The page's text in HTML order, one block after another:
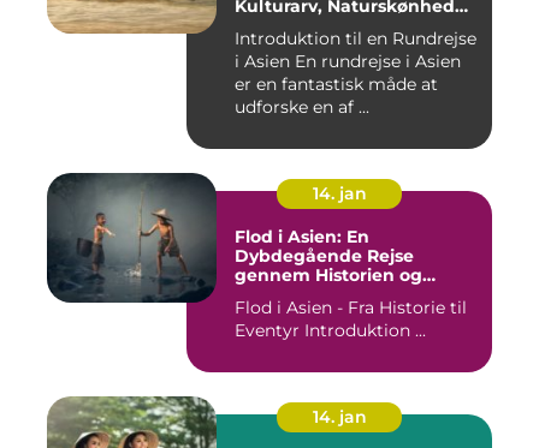
Kulturarv, Naturskønhed
Introduktion til en Rundrejse
i Asien En rundrejse i Asien
er en fantastisk måde at
udforske en af ...
14. jan
Flod i Asien: En
Dybdegående Rejse
gennem Historien og
Flod i Asien - Fra Historie til
Eventyr Introduktion ...
14. jan